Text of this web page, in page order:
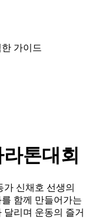
가이드
톤대회
신채호 선생의
함께 만들어가는
리며 운동의 즐거